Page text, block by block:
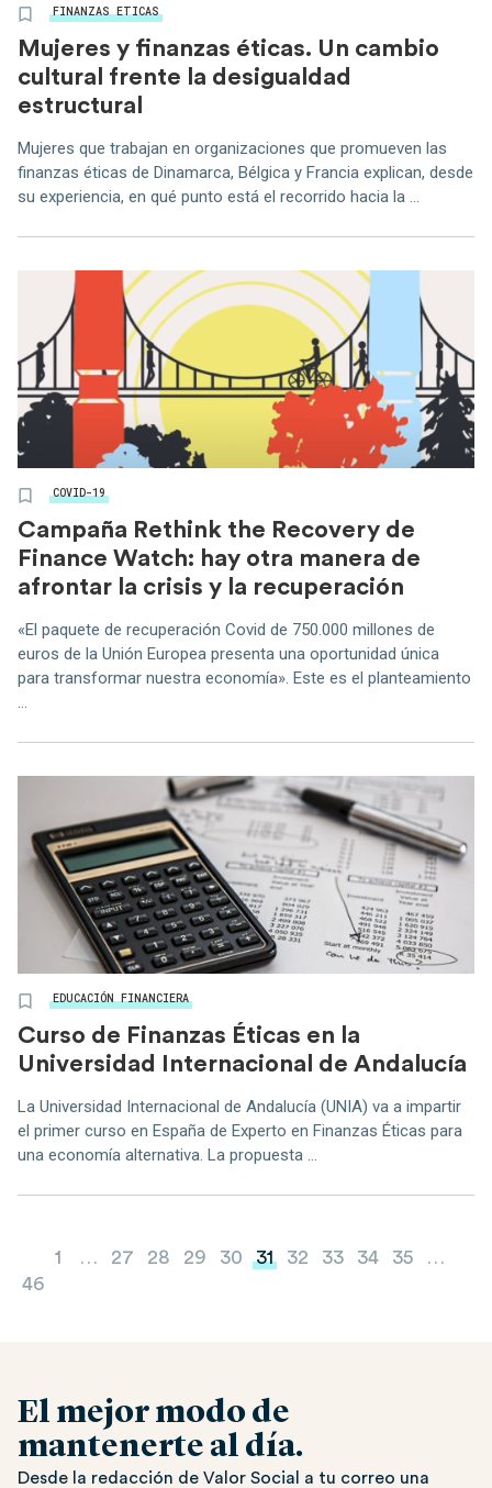
FINANZAS ETICAS
Mujeres y finanzas éticas. Un cambio
cultural frente la desigualdad
estructural
Mujeres que trabajan en organizaciones que promueven las
finanzas éticas de Dinamarca, Bélgica y Francia explican, desde
su experiencia, en qué punto está el recorrido hacia la ...
COVID-19
Campaña Rethink the Recovery de
Finance Watch: hay otra manera de
afrontar la crisis y la recuperación
«El paquete de recuperación Covid de 750.000 millones de
euros de la Unión Europea presenta una oportunidad única
para transformar nuestra economía». Este es el planteamiento
...
EDUCACIÓN FINANCIERA
Curso de Finanzas Éticas en la
Universidad Internacional de Andalucía
La Universidad Internacional de Andalucía (UNIA) va a impartir
el primer curso en España de Experto en Finanzas Éticas para
una economía alternativa. La propuesta ...
Paginación de entradas
1 … 27 28 29 30 31 32 33 34 35
…
46
El mejor modo de
mantenerte al día.
Desde la redacción de Valor Social a tu correo una